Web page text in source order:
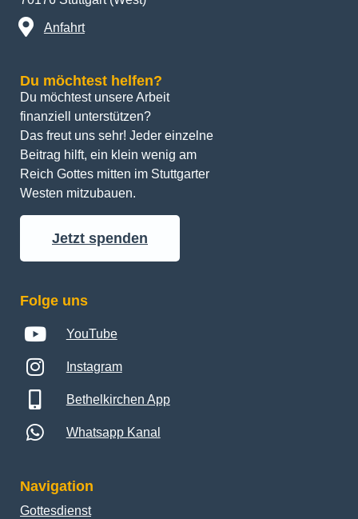
Anfahrt
Du möchtest helfen?
Du möchtest unsere Arbeit
finanziell unterstützen?
Das freut uns sehr! Jeder einzelne
Beitrag hilft, ein klein wenig am
Reich Gottes mitten im Stuttgarter
Westen mitzubauen.
Jetzt spenden
Folge uns
YouTube
Instagram
Bethelkirchen App
Whatsapp Kanal
Navigation
Gottesdienst